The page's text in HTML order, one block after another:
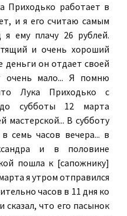
Приходько работает в
и я его считаю самым
ему плачу 26 рублей.
и очень хороший
деньги он отдает своей
очень мало... Я помню
Лука Приходько с
субботы 12 марта
мастерской... В субботу
семь часов вечера... в
и в половине
пошла к [сапожнику]
я утром отправился
часов в 11 дня ко
что его пасынок